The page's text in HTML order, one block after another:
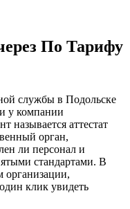
По Тарифу
службы в Подольске
у компании
называется аттестат
орган,
ли персонал и
стандартами. В
организации,
клик увидеть